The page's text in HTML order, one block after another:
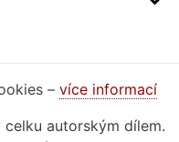
– více informací
autorským dílem.